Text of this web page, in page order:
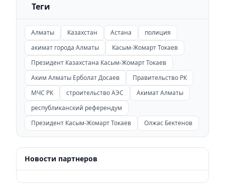
Теги
Алматы Казахстан Астана
полиция
акимат города Алматы
Касым-Жомарт Токаев
Президент Казахстана Касым-Жомарт Токаев
Аким Алматы Ерболат Досаев
Правительство РК
МЧС РК
строительство АЭС
Акимат Алматы
республиканский референдум
Президент Касым-Жомарт Токаев
Олжас Бектенов
Новости партнеров